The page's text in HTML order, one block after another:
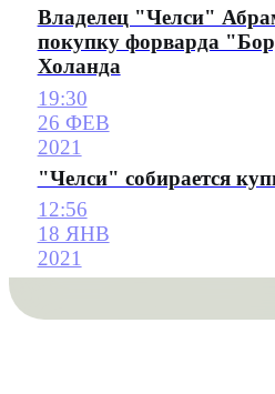
Владелец "Челси"
покупку форварда
Холанда
19:30
26 ФЕВ
2021
"Челси" собирается
12:56
18 ЯНВ
2021